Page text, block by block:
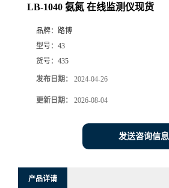
厅
LB-1040 氨氮 在线监测仪现货
品牌： 路博
型号： 43
货号： 435
发布日期： 2024-04-26
更新日期： 2026-08-04
发送咨询信息
产品详请